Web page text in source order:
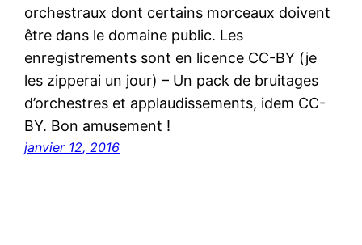
orchestraux dont certains morceaux doivent
être dans le domaine public. Les
enregistrements sont en licence CC-BY (je
les zipperai un jour) – Un pack de bruitages
d’orchestres et applaudissements, idem CC-
BY. Bon amusement !
janvier 12, 2016